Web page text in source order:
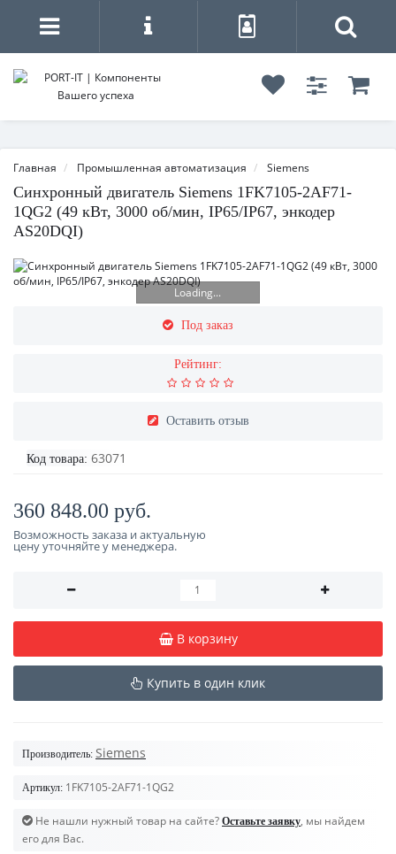
Главная Промышленная автоматизация Siemens
Синхронный двигатель Siemens 1FK7105-2AF71-
1QG2 (49 кВт, 3000 об/мин, IP65/IP67, энкодер
AS20DQI)
Loading...
Под заказ
Рейтинг:
Оставить отзыв
Код товара: 63071
360 848.00 руб.
Возможность заказа и актуальную
цену уточняйте у менеджера.
В корзину
Купить в один клик
Производитель: Siemens
Артикул: 1FK7105-2AF71-1QG2
Не нашли нужный товар на сайте? Оставьте заявку, мы найдем
его для Вас.